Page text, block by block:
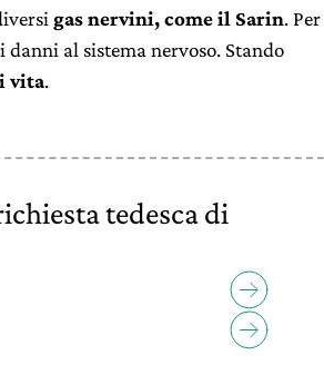
gas nervini, come il Sarin. Per
al sistema nervoso. Stando
vita.
tedesca di